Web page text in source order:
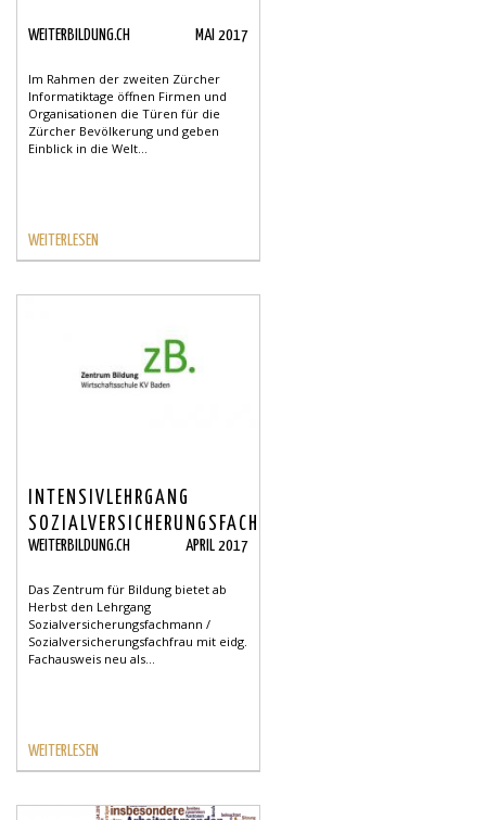
WEITERBILDUNG.CH MAI 2017
Im Rahmen der zweiten Zürcher
Informatiktage öffnen Firmen und
Organisationen die Türen für die
Zürcher Bevölkerung und geben
Einblick in die Welt...
WEITERLESEN
INTENSIVLEHRGANG
SOZIALVERSICHERUNGSFACHLEUTE
AB HERBST
WEITERBILDUNG.CH APRIL 2017
Das Zentrum für Bildung bietet ab
Herbst den Lehrgang
Sozialversicherungsfachmann /
Sozialversicherungsfachfrau mit eidg.
Fachausweis neu als...
WEITERLESEN